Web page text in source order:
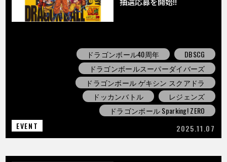
ドラゴンボール40周年
DBSCG
ドラゴンボールスーパーダイバーズ
ドラゴンボール ゲキシン スクアドラ
ドッカンバトル
レジェンズ
ドラゴンボール Sparking! ZERO
EVENT
2025.11.07